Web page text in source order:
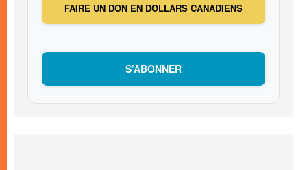
FAIRE UN DON EN DOLLARS CANADIENS
S’ABONNER